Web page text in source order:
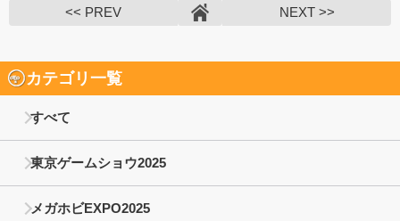
<< PREV NEXT >>
カテゴリ一覧
すべて
東京ゲームショウ2025
メガホビEXPO2025